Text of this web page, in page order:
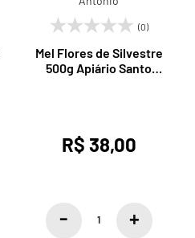
(0)
Mel Flores de Silvestre
500g Apiário Santo
R$ 38,00